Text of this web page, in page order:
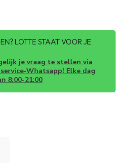
LOTTE STAAT VOOR JE
je vraag te stellen via
Whatsapp! Elke dag
8:00-21:00